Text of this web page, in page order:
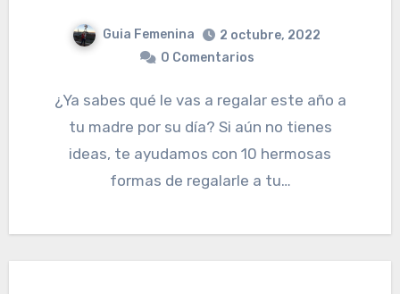
Guia Femenina
2 octubre, 2022
0 Comentarios
¿Ya sabes qué le vas a regalar este año a
tu madre por su día? Si aún no tienes
ideas, te ayudamos con 10 hermosas
formas de regalarle a tu…